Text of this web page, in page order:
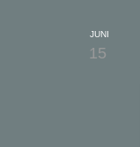
JUNI
15